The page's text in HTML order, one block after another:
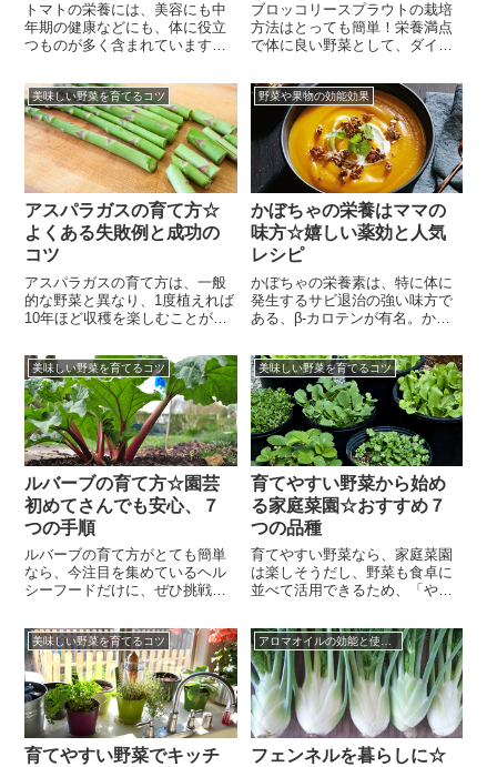
トマトの栄養には、美容にも中
年期の健康などにも、体に役立
つものが多く含まれています。
てもサラダにお弁当にと、彩り
良くて美味しく便利なため、人
気がありますよね。そんなトマ
トは様々な料理に利用されてお
り、今となってはなくてはなら
ない野菜！近年ではトマトの栄
養もクローズアップされ、芸能
人や有名人の...
ブロッコリースプラウトの栽培
方法はとっても簡単！栄養満点
で体に良い野菜として、ダイエ
ースプラウト。体に嬉しいブロ
ッコリースプラウトを、自宅で
簡単に育てることができるな
ら、試したいですよね。最近で
は、スーパーでもよく見かける
ようになりましたが、実は、ブ
ロッコリースプラウトの栽培方
法は簡単で、初...
美味しい野菜を育てるコツ
アスパラガスの育て方☆
よくある失敗例と成功の
コツ
アスパラガスの育て方は、一般
的な野菜と異なり、1度植えれば
10年ほど収穫を楽しむことがで
分で育てるのが非常にお得に感
じられますよね。サラダやシチ
ュー、肉料理の付け合わせな
ど、幅広く活用できる野菜、ア
スパラガス。最近では昔からよ
く知られているグリーンアスパ
ラガスの他にも、ホワイトアス
パラガスや...
野菜や果物の効能効果
かぼちゃの栄養はママの
味方☆嬉しい薬効と人気
レシピ
かぼちゃの栄養素は、特に体に
発生するサビ退治の強い味方で
ある、β-カロテンが有名。かぼ
肌・ガン予防・免疫力アップに
役立つとなれば、積極的に取り
入れたいですよね。かぼちゃは
栄養だけではなく、甘くてホク
ホク、料理にもスイーツにも使
える嬉しい野菜！そんなかぼち
ゃの栄養が、味だけでなく注目
されている...
美味しい野菜を育てるコツ
ルバーブの育て方☆園芸
初めてさんでも安心、７
つの手順
ルバーブの育て方がとても簡単
なら、今注目を集めているヘル
シーフードだけに、ぜひ挑戦し
者の方でも安心して栽培を楽し
むことが可能！今、ルバーブと
いう野菜が美容と健康に良いと
して大きな注目を集めていま
す。ルバーブはフキのような野
菜で、茎の部分を食用として利
用する野菜。野菜と言っても生
で利用されるこ...
美味しい野菜を育てるコツ
育てやすい野菜から始め
る家庭菜園☆おすすめ７
つの品種
育てやすい野菜なら、家庭菜園
は楽しそうだし、野菜も食卓に
並べて活用できるため、「やっ
味。ただ初心者であれば、始め
てはみたいものの、ちゃんと収
穫まで育つか不安ですよね。家
庭菜園は自分で栽培すること
で、家庭で安心して食べられる
という点でも、それだけで価値
があり、おすすめしたい役立つ
趣味！確かに育...
美味しい野菜を育てるコツ
育てやすい野菜でキッチ
アロマオイルの効能と使い方
フェンネルを暮らしに☆